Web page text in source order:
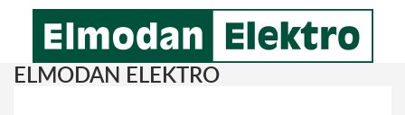
ELMODAN ELEKTRO